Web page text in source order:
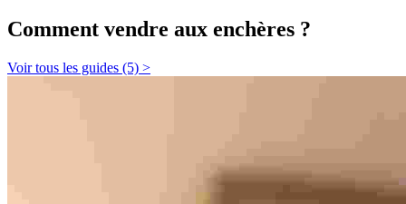
Comment vendre aux enchères ?
Voir tous les guides (5) >